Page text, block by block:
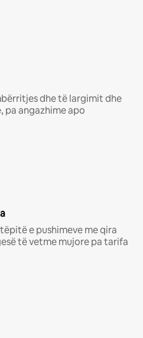
dhe të largimit dhe
pa angazhime apo
e pushimeve me qira
të vetme mujore pa tarifa